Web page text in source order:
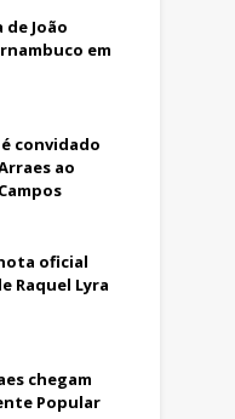
João
em
convidado
ao
oficial
Raquel Lyra
chegam
Popular